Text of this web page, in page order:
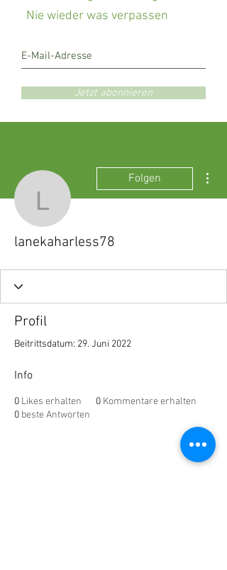
Nie wieder was verpassen
Jetzt abonnieren
lanekaharless78
Folgen
lanekaharless78
Profil
Beitrittsdatum: 29. Juni 2022
Info
0 Likes erhalten 0 Kommentare erhalten
0 beste Antworten